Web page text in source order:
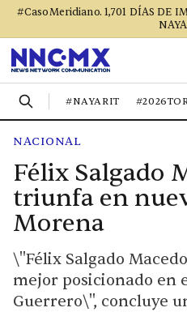
#CasoMeridiano. 1,701 DÍAS DE
#NAYARIT
NACIONAL
Félix Salgado
triunfa en
Morena
\"Félix Salgado
mejor posicionado en
Guerrero\", concluye